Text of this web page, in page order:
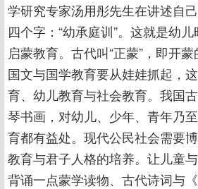
学研究专家汤用彤先生在讲述自
四个字：“幼承庭训”。这就是幼
启蒙教育。古代叫“正蒙”，即开蒙
国文与国学教育要从娃娃抓起，
育、幼儿教育与社会教育。我国
琴书画，对幼儿、少年、青年乃
育都有益处。现代公民社会需要
教育与君子人格的培养。让儿童
背诵一点蒙学读物、古代诗词与